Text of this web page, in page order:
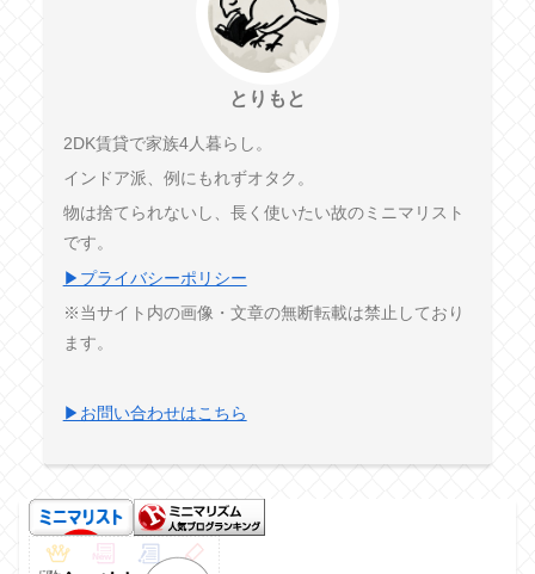
とりもと
2DK賃貸で家族4人暮らし。
インドア派、例にもれずオタク。
物は捨てられないし、長く使いたい故のミニマリスト
です。
▶プライバシーポリシー
※当サイト内の画像・文章の無断転載は禁止しており
ます。
▶お問い合わせはこちら